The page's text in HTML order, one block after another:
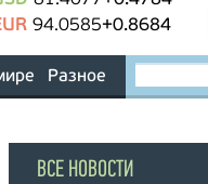
94.0585+0.8684
Разное
ВСЕ НОВОСТИ